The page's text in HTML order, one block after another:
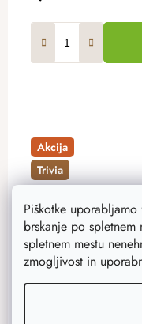
Piškotke
brskanje po
spletnem mestu
zmogljivost in
Akcija
Trivia